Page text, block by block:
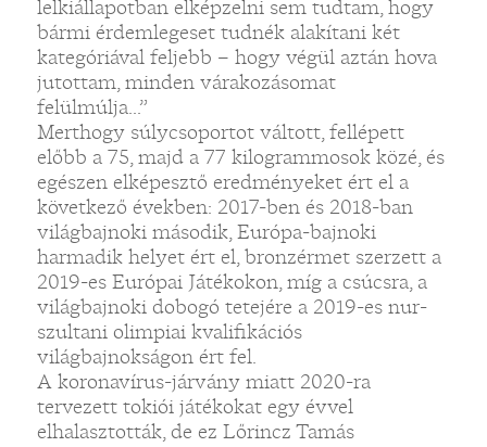
lelkiállapotban elképzelni sem tudtam, hogy
bármi érdemlegeset tudnék alakítani két
kategóriával feljebb – hogy végül aztán hova
jutottam, minden várakozásomat
felülmúlja...”
Merthogy súlycsoportot váltott, fellépett
előbb a 75, majd a 77 kilogrammosok közé, és
egészen elképesztő eredményeket ért el a
következő években: 2017-ben és 2018-ban
világbajnoki második, Európa-bajnoki
harmadik helyet ért el, bronzérmet szerzett a
2019-es Európai Játékokon, míg a csúcsra, a
világbajnoki dobogó tetejére a 2019-es nur-
szultani olimpiai kvalifikációs
világbajnokságon ért fel.
A koronavírus-járvány miatt 2020-ra
tervezett tokiói játékokat egy évvel
elhalasztották, de ez Lőrincz Tamás